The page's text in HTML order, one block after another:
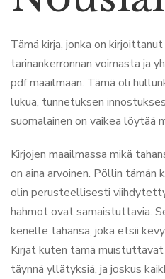
Tämä kirja, jonka on
tarinankerronnan voimasta ja
pdf maailmaan. Tämä oli
lukua, tunnetuksen
suomalainen on vaikea löytää
Kirjojen maailmassa mikä
on aina arvoinen. Pöllin tämän
olin perusteellisesti
hahmot ovat samaistuttavia.
kenelle tahansa, joka etsii
Kirjat kuten tämä
täynnä yllätyksiä, ja joskus